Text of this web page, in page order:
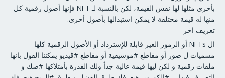
بأخرى مثلها لها نفس القيمة، لكن بالنسبة لـ NFT فإنها أصول رقمية كل
منها له قيمة مختلفة لا يمكن استبدالها بأصول أخرى.
تعريف اخر
ال NFTs أو الرموز الغير قابلة للإسترداد أو الأصول الرقمية كلها
مسميات ل صور أو مقاطع #موسيقية أو مقاطع #ڤيديو يمكننا القول بانها
ملفات رقمية و لكن ليها قيمة عالية جداً ولك القدرة بأمتلاكها #صك و